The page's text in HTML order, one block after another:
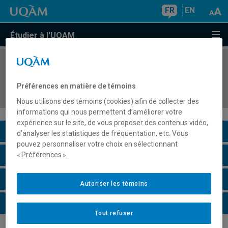
FR EN
Étudier à l'UQAM
COURS//
sécurité du travail
Description du cours
Horaire - Été 2026
Horaire - Automne 2026
Horaire - Hiver 2027
Préférences en matière de témoins
Nous utilisons des témoins (cookies) afin de collecter des
informations qui nous permettent d’améliorer votre
expérience sur le site, de vous proposer des contenus vidéo,
d’analyser les statistiques de fréquentation, etc. Vous
pouvez personnaliser votre choix en sélectionnant
« Préférences ».
Tout refuser
Autoriser les témoins